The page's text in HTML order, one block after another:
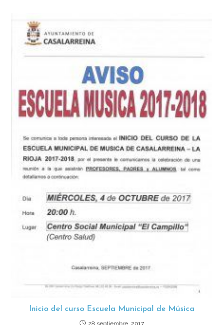
Inicio del curso Escuela Municipal de Música
28 septiembre, 2017